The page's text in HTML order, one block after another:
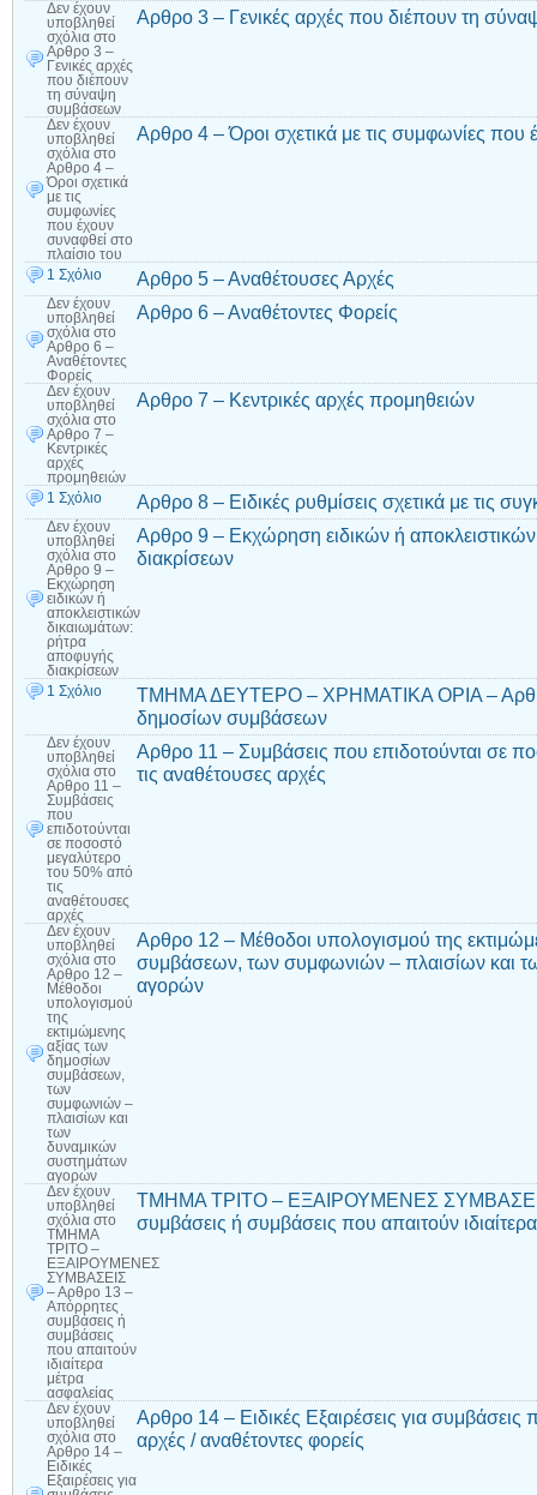
Δεν έχουν
υποβληθεί
σχόλια στο
Αρθρο 3 –
Γενικές αρχές
που διέπουν
τη σύναψη
συμβάσεων
Αρθρο 3 – Γενικές αρχές που διέπουν τη
Δεν έχουν
υποβληθεί
σχόλια στο
Αρθρο 4 –
Όροι σχετικά
με τις
συμφωνίες
που έχουν
συναφθεί στο
πλαίσιο του
Αρθρο 4 – Όροι σχετικά με τις συμφωνίες που
1 Σχόλιο Αρθρο 5 – Αναθέτουσες Αρχές
Δεν έχουν
υποβληθεί
σχόλια στο
Αρθρο 6 –
Αναθέτοντες
Φορείς
Αρθρο 6 – Αναθέτοντες Φορείς
Δεν έχουν
υποβληθεί
σχόλια στο
Αρθρο 7 –
Κεντρικές
αρχές
προμηθειών
Αρθρο 7 – Κεντρικές αρχές προμηθειών
1 Σχόλιο Αρθρο 8 – Ειδικές ρυθμίσεις σχετικά με τις
Δεν έχουν
υποβληθεί
σχόλια στο
Αρθρο 9 –
Εκχώρηση
ειδικών ή
αποκλειστικών
δικαιωμάτων:
ρήτρα
αποφυγής
διακρίσεων
Αρθρο 9 – Εκχώρηση ειδικών ή
διακρίσεων
1 Σχόλιο
ΤΜΗΜΑ ΔΕΥΤΕΡΟ – ΧΡΗΜΑΤΙΚΑ ΟΡΙΑ –
δημοσίων συμβάσεων
Δεν έχουν
υποβληθεί
σχόλια στο
Αρθρο 11 –
Συμβάσεις
που
επιδοτούνται
σε ποσοστό
μεγαλύτερο
του 50% από
τις
αναθέτουσες
αρχές
Αρθρο 11 – Συμβάσεις που επιδοτούνται σε
τις αναθέτουσες αρχές
Δεν έχουν
υποβληθεί
σχόλια στο
Αρθρο 12 –
Μέθοδοι
υπολογισμού
της
εκτιμώμενης
αξίας των
δημοσίων
συμβάσεων,
των
συμφωνιών –
πλαισίων και
των
δυναμικών
συστημάτων
αγορών
Αρθρο 12 – Μέθοδοι υπολογισμού της
συμβάσεων, των συμφωνιών – πλαισίων και
αγορών
Δεν έχουν
υποβληθεί
σχόλια στο
ΤΜΗΜΑ
ΤΡΙΤΟ –
ΕΞΑΙΡΟΥΜΕΝΕΣ
ΣΥΜΒΑΣΕΙΣ
– Αρθρο 13 –
Απόρρητες
συμβάσεις ή
συμβάσεις
που απαιτούν
ιδιαίτερα
μέτρα
ασφαλείας
ΤΜΗΜΑ ΤΡΙΤΟ – ΕΞΑΙΡΟΥΜΕΝΕΣ
συμβάσεις ή συμβάσεις που απαιτούν
Δεν έχουν
υποβληθεί
σχόλια στο
Αρθρο 14 –
Ειδικές
Εξαιρέσεις για
Αρθρο 14 – Ειδικές Εξαιρέσεις για
αρχές / αναθέτοντες φορείς